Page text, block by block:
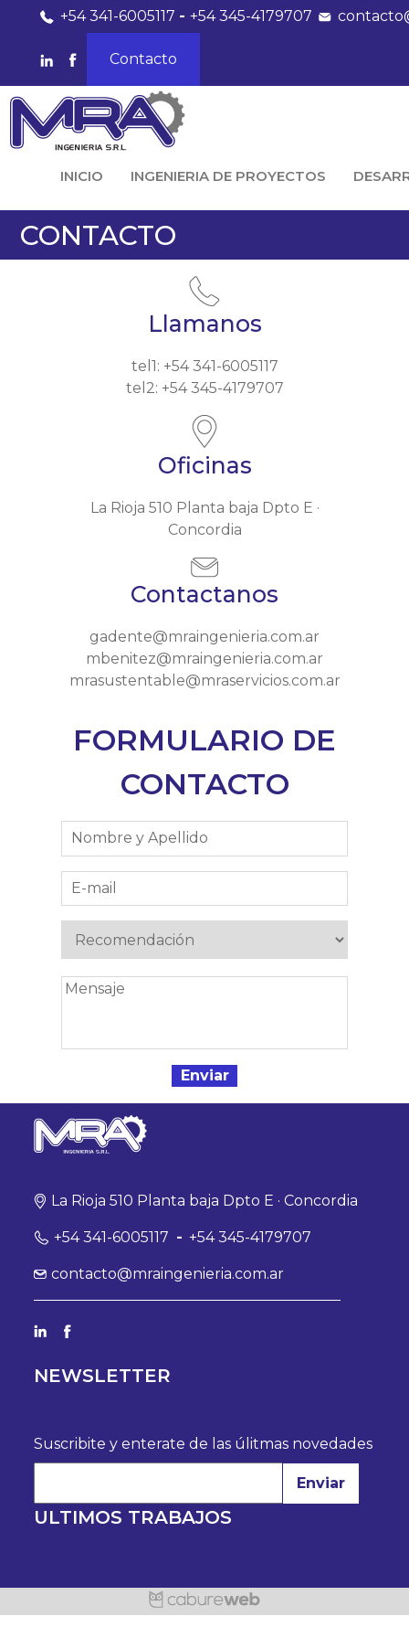
+54 341-6005117 -+54 345-4179707
Contacto
INICIO INGENIERIA DE PROYECTOS
CONTACTO
Llamanos
tel1: +54 341-6005117
tel2: +54 345-4179707
Oficinas
La Rioja 510 Planta baja Dpto E ·
Concordia
Contactanos
gadente@mraingenieria.com.ar
mbenitez@mraingenieria.com.ar
mrasustentable@mraservicios.com.ar
FORMULARIO DE
CONTACTO
La Rioja 510 Planta baja Dpto E · Concordia
+54 341-6005117 - +54 345-4179707
contacto@mraingenieria.com.ar
NEWSLETTER
Suscribite y enterate de las úlitmas novedades
Enviar
ULTIMOS TRABAJOS